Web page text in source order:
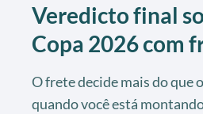
Veredicto final
Copa 2026 com
O frete decide mais do que
quando você está